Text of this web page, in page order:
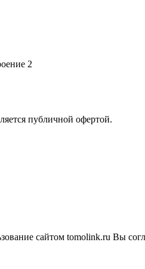
2
публичной офертой.
сайтом tomolink.ru Вы